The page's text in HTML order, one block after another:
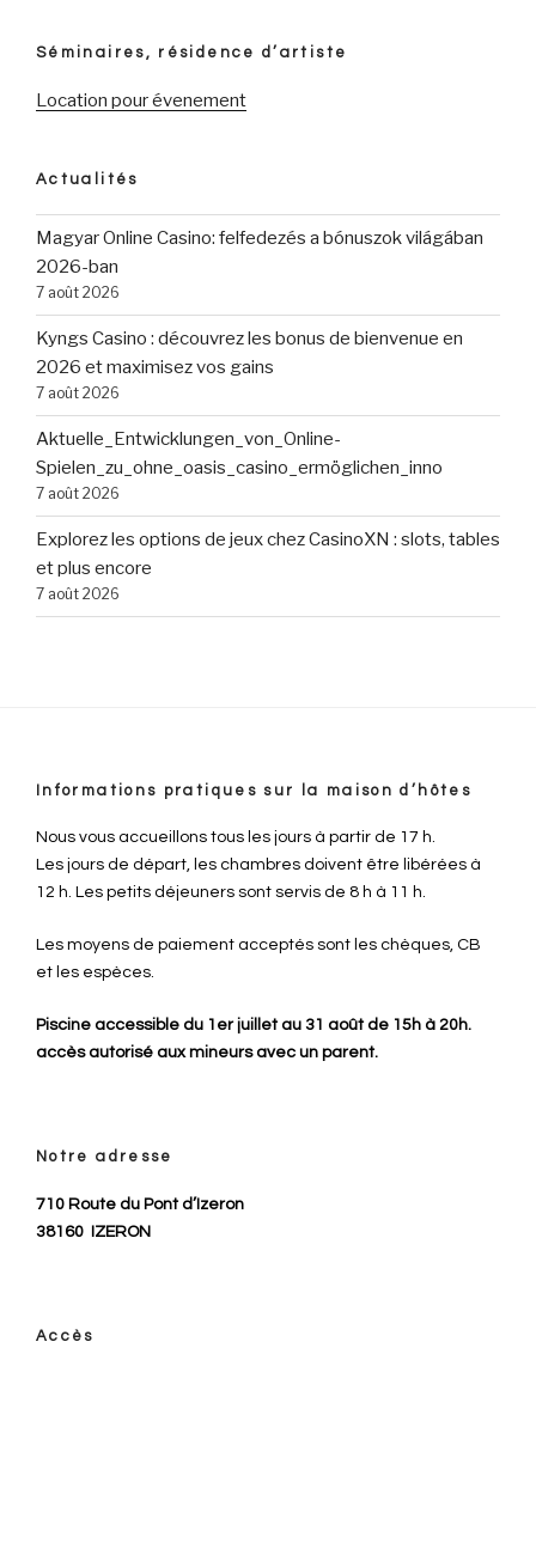
Séminaires, résidence d’artiste
Location pour évenement
Actualités
Magyar Online Casino: felfedezés a bónuszok világában
2026-ban
7 août 2026
Kyngs Casino : découvrez les bonus de bienvenue en
2026 et maximisez vos gains
7 août 2026
Aktuelle_Entwicklungen_von_Online-
Spielen_zu_ohne_oasis_casino_ermöglichen_inno
7 août 2026
Explorez les options de jeux chez CasinoXN : slots, tables
et plus encore
7 août 2026
Informations pratiques sur la maison d’hôtes
Nous vous accueillons tous les jours à partir de 17 h.
Les jours de départ, les chambres doivent être libérées à
12 h. Les petits déjeuners sont servis de 8 h à 11 h.
Les moyens de paiement acceptés sont les chèques, CB
et les espèces.
Piscine accessible du 1er juillet au 31 août de 15h à 20h.
accès autorisé aux mineurs avec un parent.
Notre adresse
710 Route du Pont d’Izeron
38160
IZERON
Accès